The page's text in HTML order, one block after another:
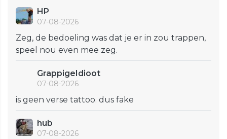
HP
07-08-2026
Zeg, de bedoeling was dat je er in zou trappen,
speel nou even mee zeg.
GrappigeIdioot
07-08-2026
is geen verse tattoo. dus fake
hub
07-08-2026